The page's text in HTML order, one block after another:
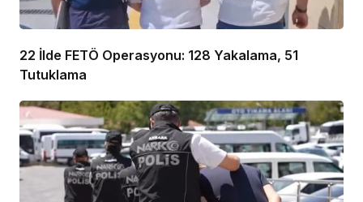
22 İlde FETÖ Operasyonu: 128 Yakalama, 51
Tutuklama